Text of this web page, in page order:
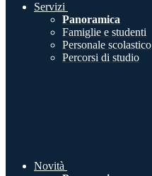
Servizi
Panoramica
Famiglie e studenti
Personale scolastico
Percorsi di studio
Novità